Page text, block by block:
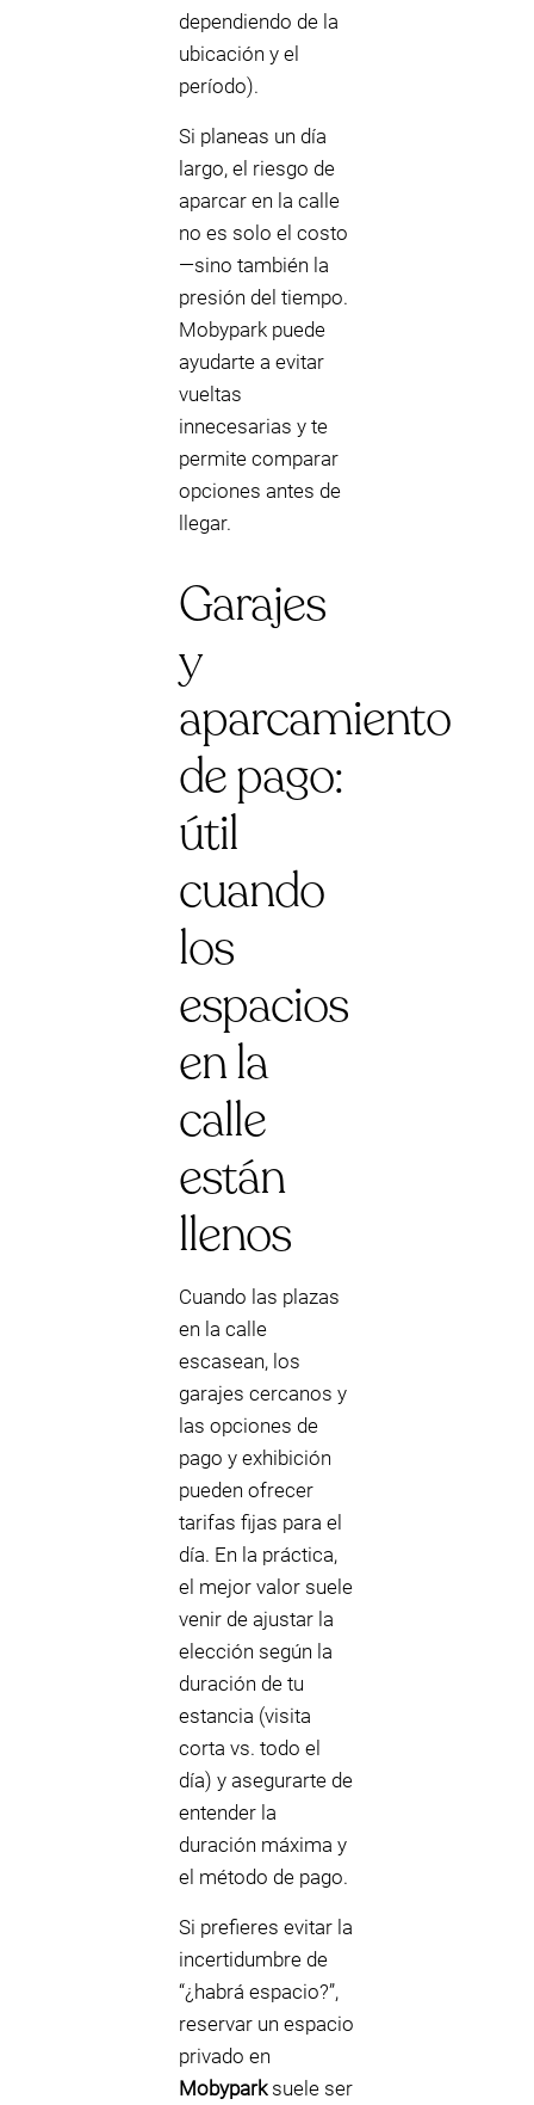
dependiendo de la
ubicación y el
período).
Si planeas un día
largo, el riesgo de
aparcar en la calle
no es solo el costo
—sino también la
presión del tiempo.
Mobypark puede
ayudarte a evitar
vueltas
innecesarias y te
permite comparar
opciones antes de
llegar.
Garajes
y
aparcamiento
de pago:
útil
cuando
los
espacios
en la
calle
están
llenos
Cuando las plazas
en la calle
escasean, los
garajes cercanos y
las opciones de
pago y exhibición
pueden ofrecer
tarifas fijas para el
día. En la práctica,
el mejor valor suele
venir de ajustar la
elección según la
duración de tu
estancia (visita
corta vs. todo el
día) y asegurarte de
entender la
duración máxima y
el método de pago.
Si prefieres evitar la
incertidumbre de
“¿habrá espacio?”,
reservar un espacio
privado en
Mobyparksuele ser